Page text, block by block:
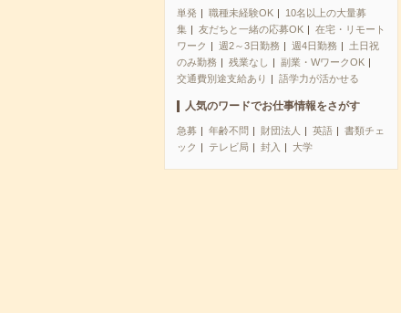
単発 職種未経験OK
10名以上の大量募
集
友だちと一緒の応募OK
在宅・リモート
ワーク
週2～3日勤務 週4日勤務
土日祝
のみ勤務
残業なし
副業・WワークOK
交通費別途支給あり
語学力が活かせる
人気のワードでお仕事情報をさがす
急募 年齢不問 財団法人 英語
書類チェ
ック
テレビ局 封入 大学